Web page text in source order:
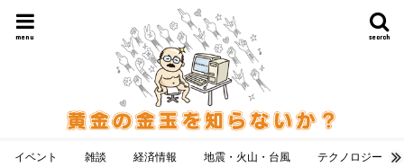
search
menu
イベント 雑談 経済情報 地震・火山・台風 テクノロジー